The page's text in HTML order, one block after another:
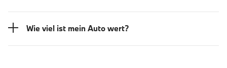
Wie viel ist mein Auto wert?